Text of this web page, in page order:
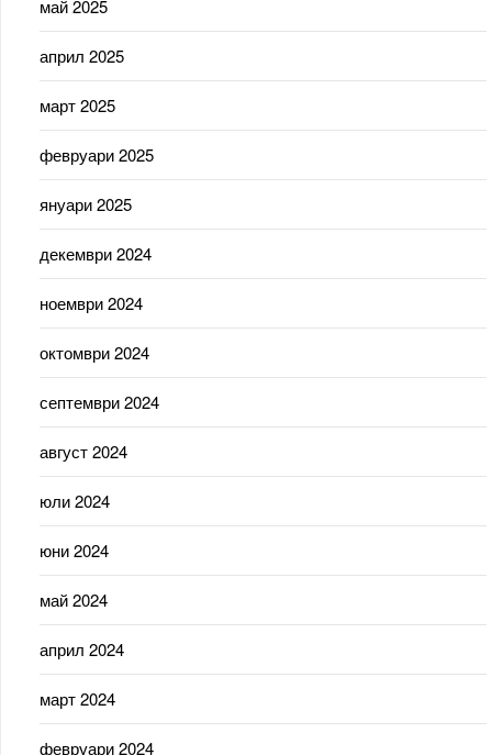
май 2025
април 2025
март 2025
февруари 2025
януари 2025
декември 2024
ноември 2024
октомври 2024
септември 2024
август 2024
юли 2024
юни 2024
май 2024
април 2024
март 2024
февруари 2024